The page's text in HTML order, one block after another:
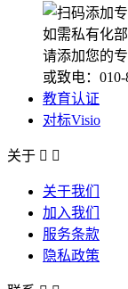
如需私有化
请添加您的
或致电：010-
教育认证
对标Visio
关于  
关于我们
加入我们
服务条款
隐私政策